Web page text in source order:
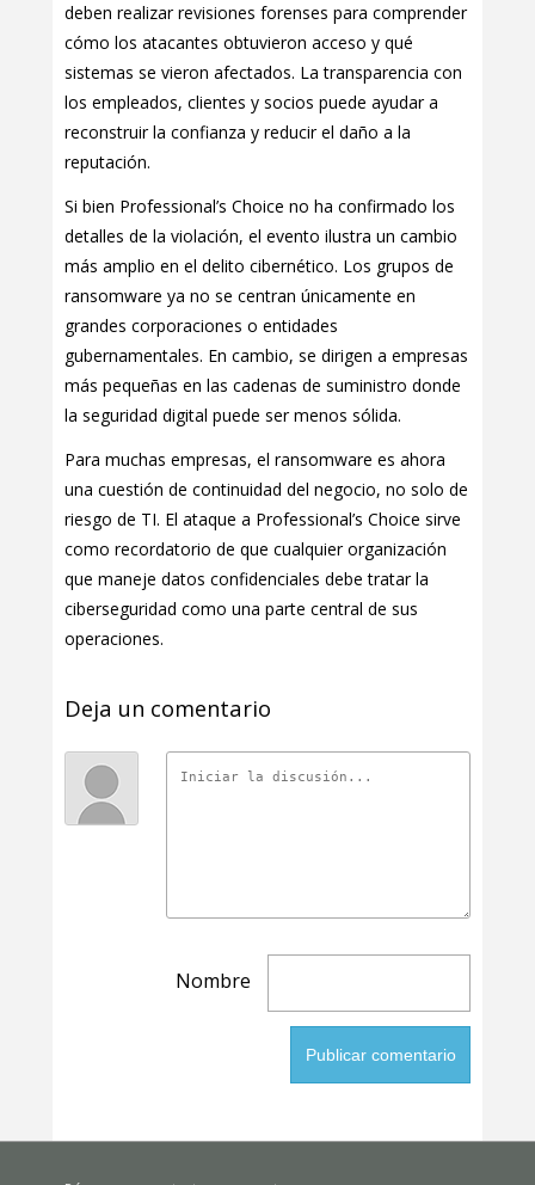
deben realizar revisiones forenses para comprender
cómo los atacantes obtuvieron acceso y qué
sistemas se vieron afectados. La transparencia con
los empleados, clientes y socios puede ayudar a
reconstruir la confianza y reducir el daño a la
reputación.
Si bien Professional’s Choice no ha confirmado los
detalles de la violación, el evento ilustra un cambio
más amplio en el delito cibernético. Los grupos de
ransomware ya no se centran únicamente en
grandes corporaciones o entidades
gubernamentales. En cambio, se dirigen a empresas
más pequeñas en las cadenas de suministro donde
la seguridad digital puede ser menos sólida.
Para muchas empresas, el ransomware es ahora
una cuestión de continuidad del negocio, no solo de
riesgo de TI. El ataque a Professional’s Choice sirve
como recordatorio de que cualquier organización
que maneje datos confidenciales debe tratar la
ciberseguridad como una parte central de sus
operaciones.
Deja un comentario
Nombre